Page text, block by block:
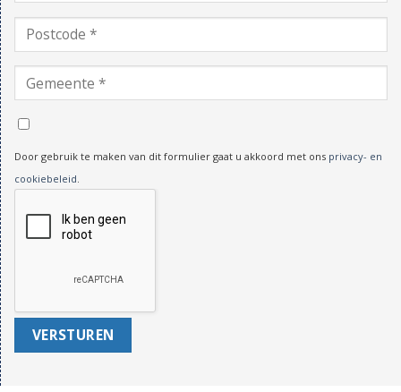
Door gebruik te maken van dit formulier gaat u akkoord met ons privacy- en
cookiebeleid.